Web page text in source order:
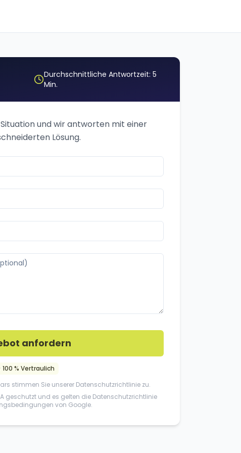
Durchschnittliche Antwortzeit: 5
Min.
und wir antworten mit einer
Lösung.
anfordern
100 % Vertraulich
stimmen Sie unserer Datenschutzrichtlinie zu.
geschutzt und es gelten die Datenschutzrichtlinie
von Google.